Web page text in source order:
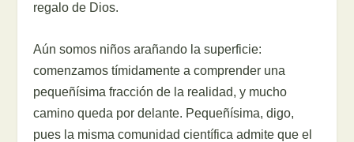
regalo de Dios.
Aún somos niños arañando la superficie:
comenzamos tímidamente a comprender una
pequeñísima fracción de la realidad, y mucho
camino queda por delante. Pequeñísima, digo,
pues la misma comunidad científica admite que el